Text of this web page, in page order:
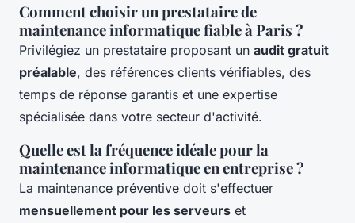
Comment choisir un prestataire de
maintenance informatique fiable à Paris ?
Privilégiez un prestataire proposant un audit gratuit
préalable, des références clients vérifiables, des
temps de réponse garantis et une expertise
spécialisée dans votre secteur d'activité.
Quelle est la fréquence idéale pour la
maintenance informatique en entreprise ?
La maintenance préventive doit s'effectuer
mensuellement pour les serveurs et